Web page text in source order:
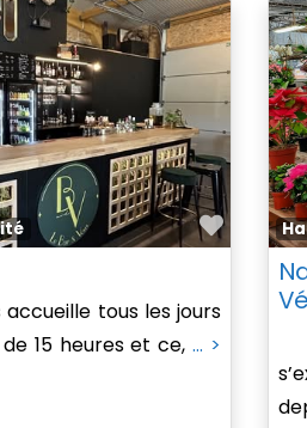
accueille tous les jours
15 heures et ce, ... >